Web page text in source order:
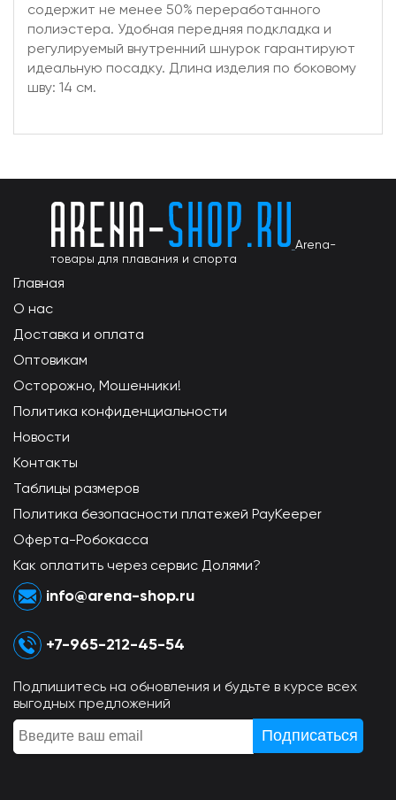
содержит не менее 50% переработанного
полиэстера. Удобная передняя подкладка и
регулируемый внутренний шнурок гарантируют
идеальную посадку. Длина изделия по боковому
шву: 14 см.
Arena-
товары для плавания и спорта
Главная
О нас
Доставка и оплата
Оптовикам
Осторожно, Мошенники!
Политика конфиденциальности
Новости
Контакты
Таблицы размеров
Политика безопасности платежей PayKeeper
Оферта-Робокасса
Как оплатить через сервис Долями?
info@arena-shop.ru
+7-965-212-45-54
Подпишитесь на обновления и будьте в курсе всех
выгодных предложений